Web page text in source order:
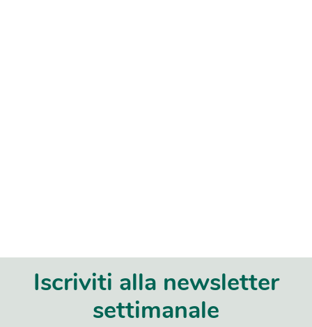
Iscriviti alla newsletter
settimanale